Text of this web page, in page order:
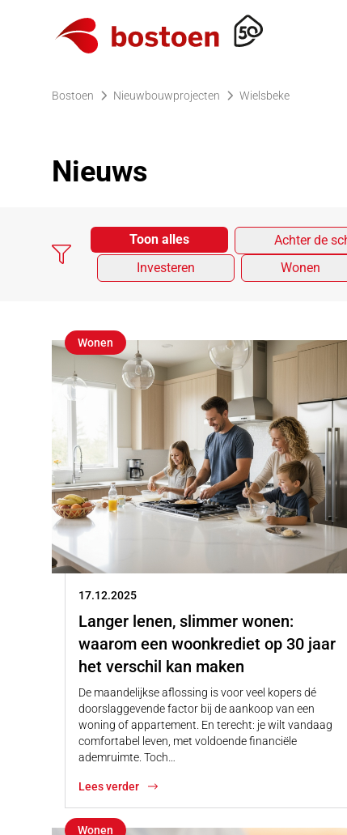
Ga naar de homepagina
Bostoen Nieuwbouwprojecten Wielsbeke
Nieuws
Toon alles Achter de
Investeren
Wonen
Wonen
17.12.2025
Langer lenen, slimmer wonen:
waarom een woonkrediet op 30 jaar
het verschil kan maken
De maandelijkse aflossing is voor veel kopers dé
doorslaggevende factor bij de aankoop van een
woning of appartement. En terecht: je wilt vandaag
comfortabel leven, met voldoende financiële
ademruimte. Toch…
Lees verder
Wonen